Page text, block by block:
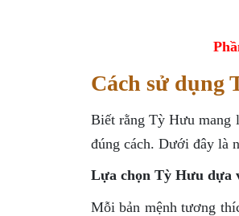
Cách sử dụng
Biết rằng Tỳ Hưu mang
đúng cách. Dưới đây là
Lựa chọn Tỳ Hưu dựa
Mỗi bản mệnh tương